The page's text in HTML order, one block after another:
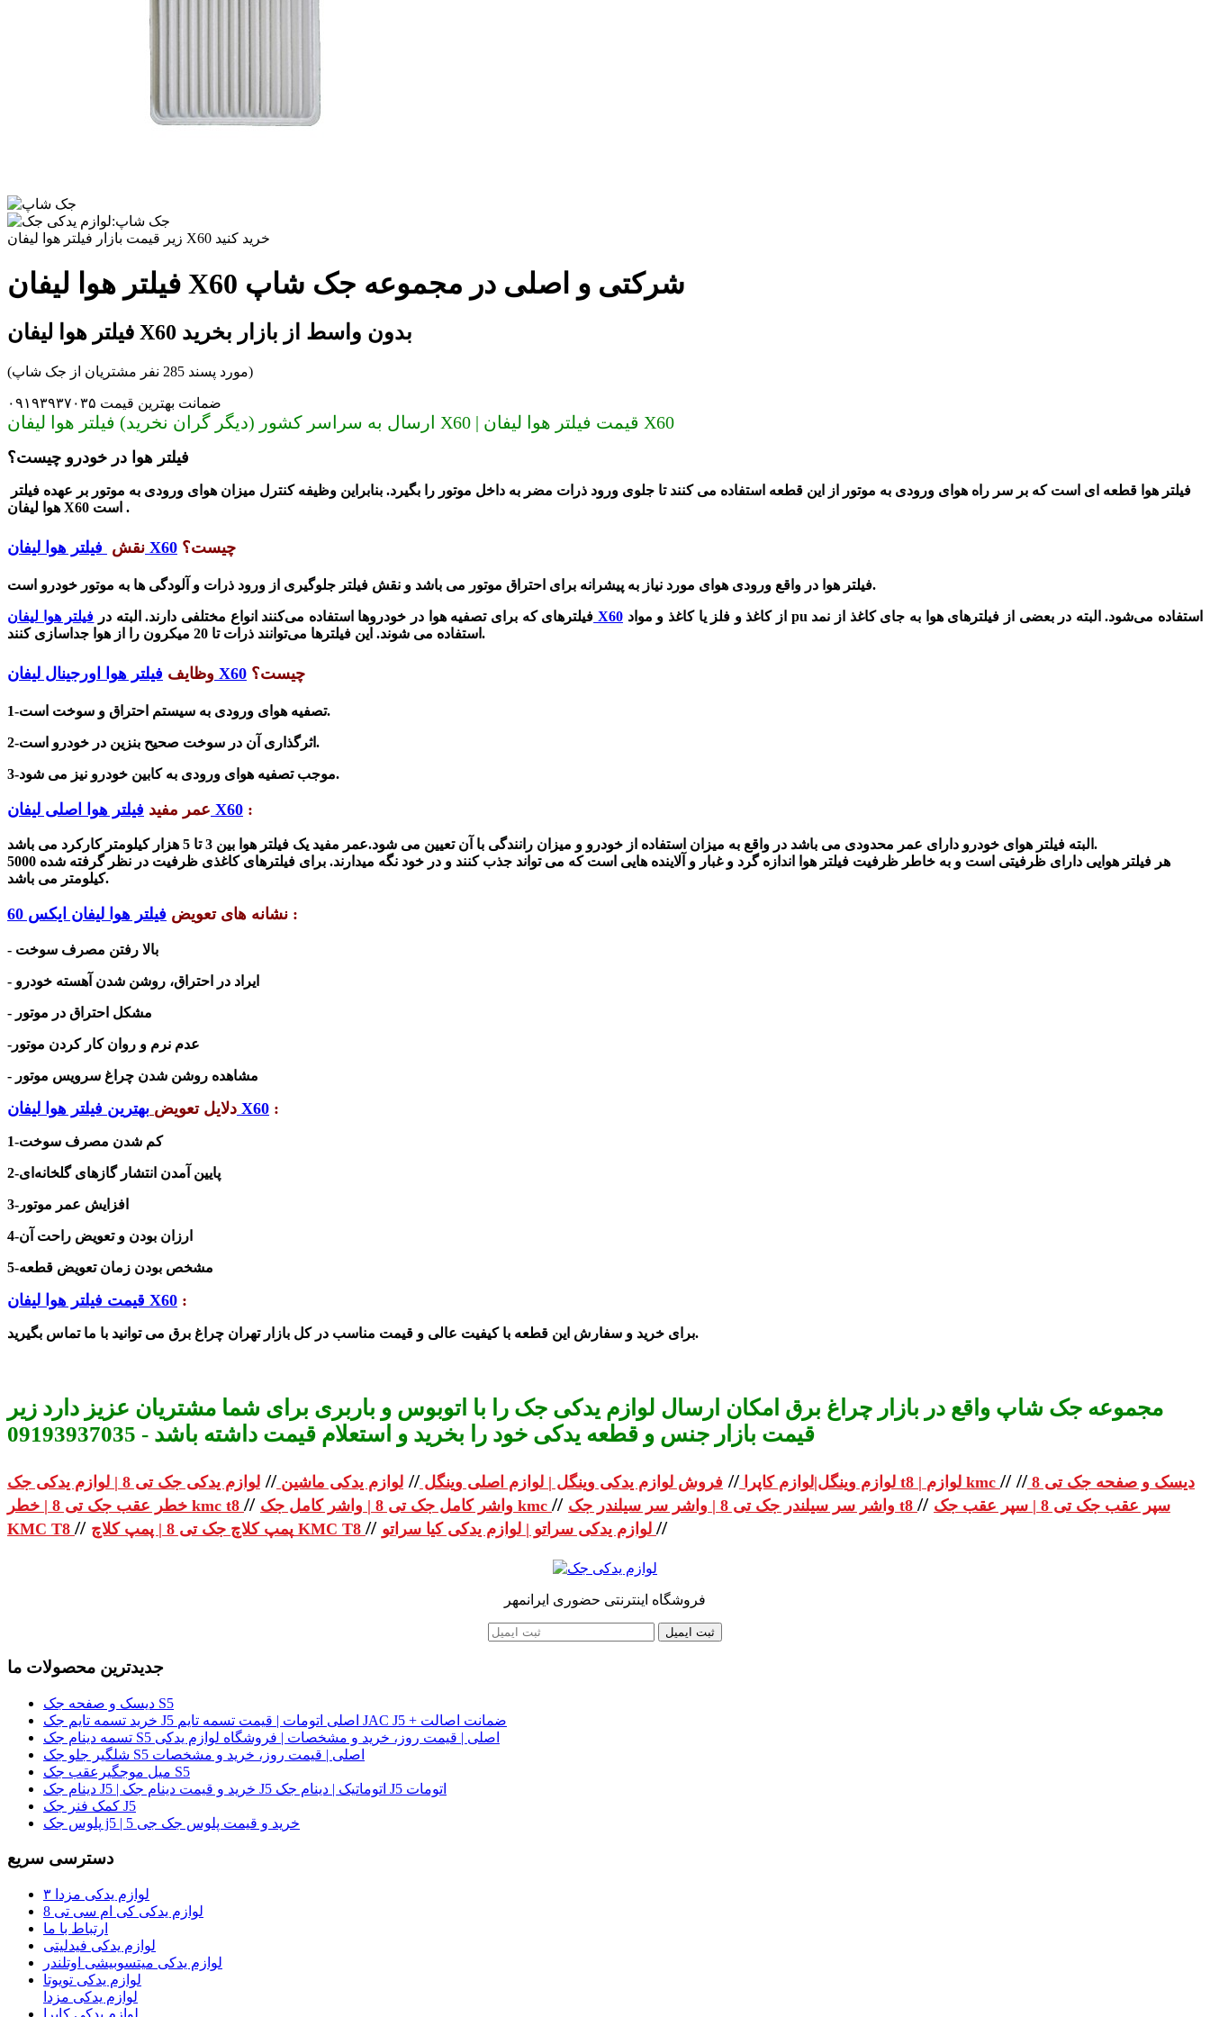
زیر قیمت بازار فیلتر هوا لیفان X60 خرید کنید
فیلتر هوا لیفان X60 شرکتی و اصلی در مجموعه جک شاپ
فیلتر هوا لیفان X60 بدون واسط از بازار بخرید
(مورد پسند 285 نفر مشتریان از جک شاپ)
ضمانت بهترین قیمت ۰۹۱۹۳۹۳۷۰۳۵
ارسال به سراسر کشور (دیگر گران نخرید) فیلتر هوا لیفان X60 | قیمت فیلتر هوا لیفان X60
فیلتر هوا در خودرو چیست؟
فیلتر هوا قطعه ای است که بر سر راه هوای ورودی به موتور از این قطعه استفاده می کنند تا جلوی ورود ذرات مضر به داخل موتور را بگیرد. بنابراین وظیفه کنترل میزان هوای ورودی به موتور بر عهده فیلتر
هوا لیفان X60 است .
نقش X60 چیست؟
فیلتر هوا در واقع ورودی هوای مورد نیاز به پیشرانه برای احتراق موتور می باشد و نقش فیلتر جلوگیری از ورود ذرات و آلودگی ها به موتور خودرو است.
فیلترهای که برای تصفیه هوا در خودروها استفاده می‌کنند انواع مختلفی دارند. البته در X60 از کاغذ و فلز یا کاغذ و مواد pu استفاده می‌شود. البته در بعضی از فیلترهای هوا به جای کاغذ از نمد
استفاده می شوند. این فیلترها می‌توانند ذرات تا 20 میکرون را از هوا جداسازی کنند.
وظایف X60 چیست؟
1-تصفیه هوای ورودی به سیستم احتراق و سوخت است.
2-اثرگذاری آن در سوخت صحیح بنزین در خودرو است.
3- موجب تصفیه هوای ورودی به کابین خودرو نیز می شود.
عمر مفید X60 :
البته فیلتر هوای خودرو دارای عمر محدودی می باشد در واقع به میزان استفاده از خودرو و میزان رانندگی با آن تعیین می شود.عمر مفید یک فیلتر هوا بین 3 تا 5 هزار کیلومتر کارکرد می باشد.
هر فیلتر هوایی دارای ظرفیتی است و به خاطر ظرفیت فیلتر هوا اندازه گرد و غبار و آلاینده هایی است که می تواند جذب کنند و در خود نگه میدارند. برای فیلترهای کاغذی ظرفیت در نظر گرفته شده 5000
کیلومتر می باشد.
نشانه های تعویض فیلتر هوا لیفان ایکس 60 :
- بالا رفتن مصرف سوخت
- ایراد در احتراق، روشن شدن آهسته خودرو
- مشکل احتراق در موتور
-عدم نرم و روان کار کردن موتور
- مشاهده روشن شدن چراغ سرویس موتور
دلایل تعویض X60 :
1-کم شدن مصرف سوخت
2-پایین آمدن انتشار گازهای گلخانه‌ای
3- افزایش عمر موتور
4-ارزان بودن و تعویض راحت آن
5-مشخص بودن زمان تعویض قطعه
X60 :
برای خرید و سفارش این قطعه با کیفیت عالی و قیمت مناسب در کل بازار تهران چراغ برق می توانید با ما تماس بگیرید.
مجموعه جک شاپ واقع در بازار چراغ برق امکان ارسال لوازم یدکی جک را با اتوبوس و باربری برای شما مشتریان عزیز دارد زیر
قیمت بازار جنس و قطعه یدکی خود را بخرید و استعلام قیمت داشته باشد - 09193937035
لوازم وینگل|لوازم کاپرا// فروش لوازم یدکی وینگل | لوازم اصلی وینگل// لوازم یدکی ماشین// لوازم یدکی جک تی 8 | لوازم یدکی جک t8 | لوازم kmc // دیسک و صفحه جک تی 8 //
خطر عقب جک تی 8 | خطر kmc t8 // واشر کامل جک تی 8 | واشر کامل جک kmc // واشر سر سیلندر جک تی 8 | واشر سر سیلندر جک t8 // سپر عقب جک تی 8 | سپر عقب جک
KMC T8 // پمپ کلاچ جک تی 8 | پمپ کلاچ KMC T8 // //
فروشگاه اینترنتی حضوری ایرانمهر
ثبت ایمیل
جدیدترین محصولات ما
دیسک و صفحه جک S5
خرید تسمه تایم جک J5 اصلی اتومات | قیمت تسمه تایم JAC J5 + ضمانت اصالت
تسمه دینام جک S5 اصلی | قیمت روز، خرید و مشخصات | فروشگاه لوازم یدکی
شلگیر جلو جک S5 اصلی | قیمت روز، خرید و مشخصات
میل موجگیرعقب جک S5
دینام جک J5 | خرید و قیمت دینام جک J5 اتوماتیک | دینام جک J5 اتومات
کمک فنر جک J5
پلوس جک j5 | خرید و قیمت پلوس جک جی 5
دسترسی سریع
لوازم یدکی مزدا ۳
لوازم یدکی کی ام سی تی 8
ارتباط با ما
لوازم یدکی فیدلیتی
لوازم یدکی میتسوبیشی اوتلندر
لوازم یدکی تویوتا
لوازم یدکی مزدا
لوازم یدکی کاپرا